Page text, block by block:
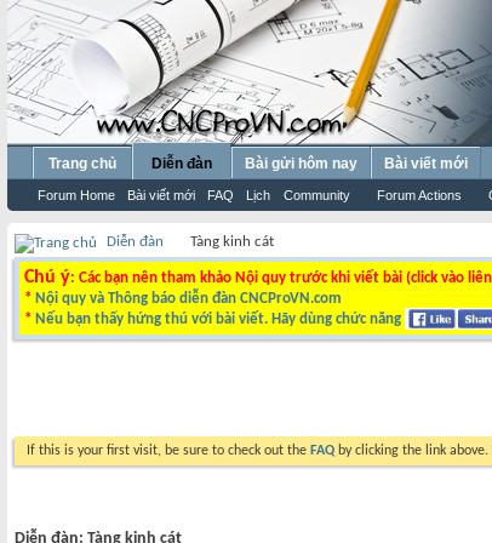
Trang chủ Diễn đàn
Forum Home Bài viết mới FAQ Lịch Community Forum Actions
Bài gửi hôm nay Bài viết mới
Diễn đàn Tàng kinh cát
Chú ý: Các bạn nên tham khảo Nội quy trước khi viết bài (click vào
* Nội quy và Thông báo diễn đàn CNCProVN.com
* Nếu bạn thấy hứng thú với bài viết. Hãy dùng chức năng
If this is your first visit, be sure to check out the FAQ by clicking the link above.
Diễn đàn: Tàng kinh cát